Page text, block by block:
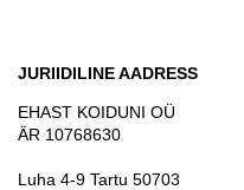
JURIIDILINE AADRESS
EHAST KOIDUNI OÜ
ÄR 10768630
Luha 4-9 Tartu 50703